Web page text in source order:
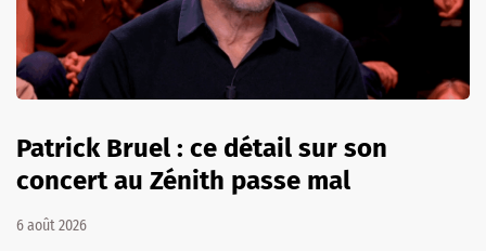
Patrick Bruel : ce détail sur son
concert au Zénith passe mal
6 août 2026